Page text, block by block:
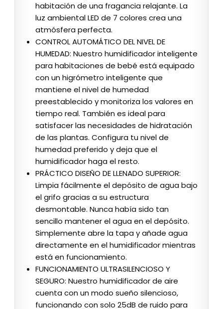
habitación de una fragancia relajante. La
luz ambiental LED de 7 colores crea una
atmósfera perfecta.
CONTROL AUTOMÁTICO DEL NIVEL DE
HUMEDAD: Nuestro humidificador inteligente
para habitaciones de bebé está equipado
con un higrómetro inteligente que
mantiene el nivel de humedad
preestablecido y monitoriza los valores en
tiempo real. También es ideal para
satisfacer las necesidades de hidratación
de las plantas. Configura tu nivel de
humedad preferido y deja que el
humidificador haga el resto.
PRÁCTICO DISEÑO DE LLENADO SUPERIOR:​​
Limpia fácilmente el depósito de agua bajo
el grifo gracias a su estructura
desmontable. Nunca había sido tan
sencillo mantener el agua en el depósito.
Simplemente abre la tapa y añade agua
directamente en el humidificador mientras
está en funcionamiento.
FUNCIONAMIENTO ULTRASILENCIOSO Y
SEGURO: Nuestro humidificador de aire
cuenta con un modo sueño silencioso,
funcionando con solo 25dB de ruido para